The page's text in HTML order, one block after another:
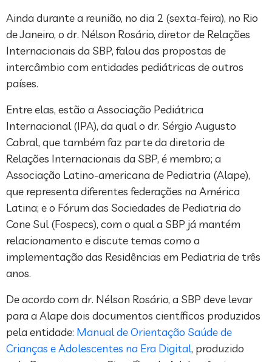
Ainda durante a reunião, no dia 2 (sexta-feira), no Rio
de Janeiro, o dr. Nélson Rosário, diretor de Relações
Internacionais da SBP, falou das propostas de
intercâmbio com entidades pediátricas de outros
países.
Entre elas, estão a Associação Pediátrica
Internacional (IPA), da qual o dr. Sérgio Augusto
Cabral, que também faz parte da diretoria de
Relações Internacionais da SBP, é membro; a
Associação Latino-americana de Pediatria (Alape),
que representa diferentes federações na América
Latina; e o Fórum das Sociedades de Pediatria do
Cone Sul (Fospecs), com o qual a SBP já mantém
relacionamento e discute temas como a
implementação das Residências em Pediatria de três
anos.
De acordo com dr. Nélson Rosário, a SBP deve levar
para a Alape dois documentos científicos produzidos
pela entidade: Manual de Orientação Saúde de
Crianças e Adolescentes na Era Digital, produzido